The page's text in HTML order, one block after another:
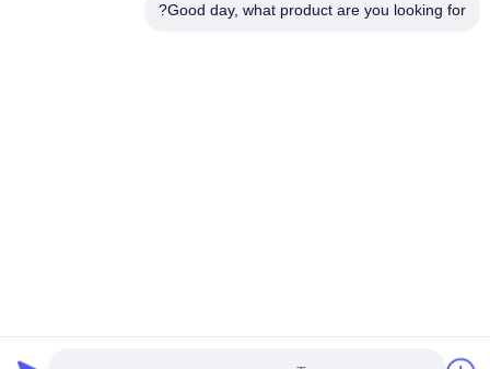
آدرس
Good day, what product are you looking for?